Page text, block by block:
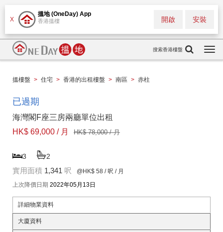
X
搵地 (OneDay) App
香港搵樓 安裝
開啟
搜索香港樓盤
搵樓盤 > 住宅 > 香港的出租樓盤 > 南區 > 赤柱
已過期
海灣閣F座三房兩廳單位出租
HK$ 69,000 / 月
HK$ 78,000 / 月
3 2
實用面積 1,341 呎 @HK$ 58 / 呎 / 月
上次降價日期 2022年05月13日
詳細物業資料
大廈資料